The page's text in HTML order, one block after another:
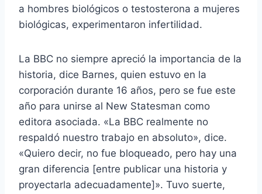
a hombres biológicos o testosterona a mujeres
biológicas, experimentaron infertilidad.
La BBC no siempre apreció la importancia de la
historia, dice Barnes, quien estuvo en la
corporación durante 16 años, pero se fue este
año para unirse al New Statesman como
editora asociada. «La BBC realmente no
respaldó nuestro trabajo en absoluto», dice.
«Quiero decir, no fue bloqueado, pero hay una
gran diferencia [entre publicar una historia y
proyectarla adecuadamente]». Tuvo suerte,